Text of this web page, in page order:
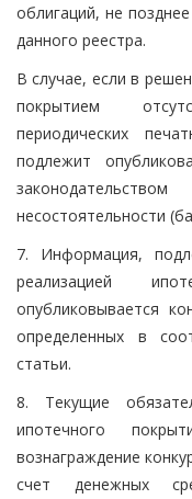
облигаций, не
данного реестра.
В случае, если в
покрытием
периодических
подлежит
несостоятельности
7. Информация,
реализацией
опубликовывается
определенных в
статьи.
8. Текущие
ипотечного
вознаграждение
счет денежных